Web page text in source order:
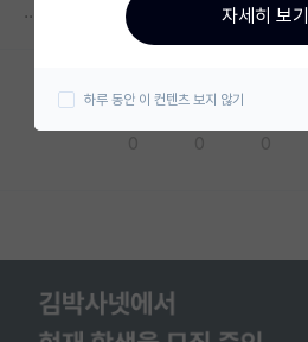
대학원생 모집 게시판
연구실(PI) 홍보 게시판
취업 게시판
... 써져있는건 글 삭제당한거임?자세히 보기
하루 동안 이 컨텐츠 보지 않기